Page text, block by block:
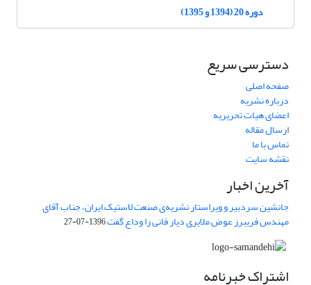
دوره 20 (1394 و 1395)
دسترسی سریع
صفحه اصلی
درباره نشریه
اعضای هیات تحریریه
ارسال مقاله
تماس با ما
نقشه سایت
آخرین اخبار
جانشین سردبیر و ویراستار نشریه‌ی صنعت لاستیک ایران، جناب آقای
مهندس فریبرز عوض ملایری دیار فانی را وداع گفت1396-07-27
اشتراک خبرنامه